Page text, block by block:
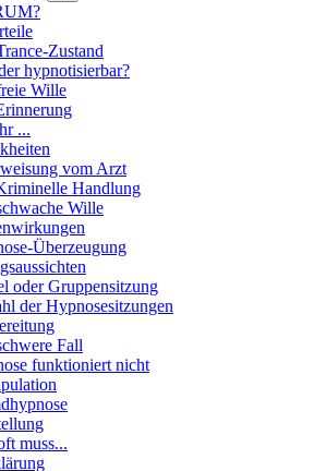
Zustand
hypnotisierbar?
Wille
...
vom Arzt
Handlung
Wille
Überzeugung
oder Gruppensitzung
der Hypnosesitzungen
Fall
funktioniert nicht
muss...